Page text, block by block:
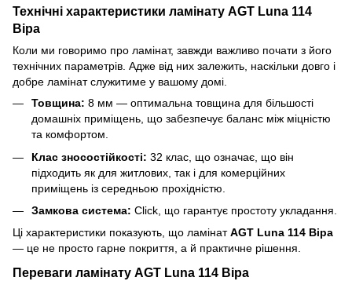
Технічні характеристики ламінату AGT Luna 114
Віра
Коли ми говоримо про ламінат, завжди важливо почати з його
технічних параметрів. Адже від них залежить, наскільки довго і
добре ламінат служитиме у вашому домі.
Товщина: 8 мм — оптимальна товщина для більшості
домашніх приміщень, що забезпечує баланс між міцністю
та комфортом.
Клас зносостійкості: 32 клас, що означає, що він
підходить як для житлових, так і для комерційних
приміщень із середньою прохідністю.
Замкова система: Click, що гарантує простоту укладання.
Ці характеристики показують, що ламінатAGT Luna 114 Віра
— це не просто гарне покриття, а й практичне рішення.
Переваги ламінату AGT Luna 114 Віра